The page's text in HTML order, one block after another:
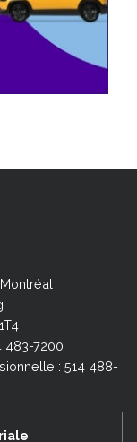
483-7200
: 514 488-